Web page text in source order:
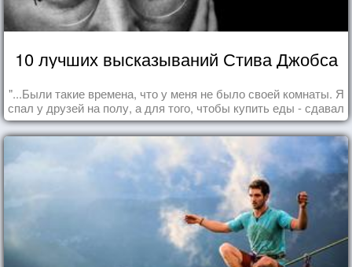
10 лучших высказываний Стива Джобса
"...Были такие времена, что у меня не было своей комнаты. Я
спал у друзей на полу, а для того, чтобы купить еды - сдавал
бутылки из под кока-колы"